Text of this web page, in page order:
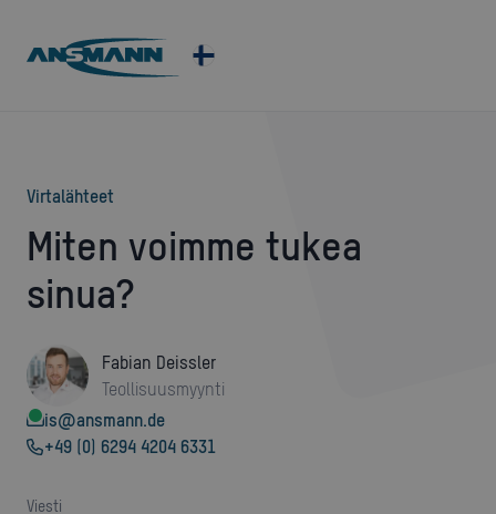
virtalähteet
Miten voimme tukea
sinua?
Fabian Deissler
Teollisuusmyynti
is@ansmann.de
+49 (0) 6294 4204 6331
viesti